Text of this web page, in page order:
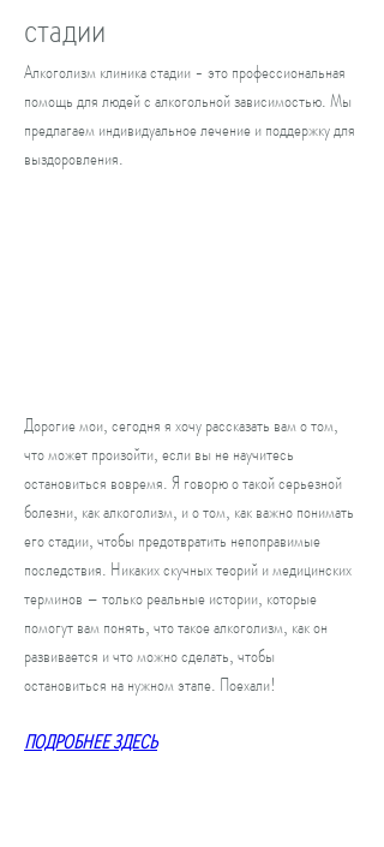
стадии
Алкоголизм клиника стадии - это профессиональная
помощь для людей с алкогольной зависимостью. Мы
предлагаем индивидуальное лечение и поддержку для
выздоровления.
Дорогие мои, сегодня я хочу рассказать вам о том,
что может произойти, если вы не научитесь
остановиться вовремя. Я говорю о такой серьезной
болезни, как алкоголизм, и о том, как важно понимать
его стадии, чтобы предотвратить непоправимые
последствия. Никаких скучных теорий и медицинских
терминов – только реальные истории, которые
помогут вам понять, что такое алкоголизм, как он
развивается и что можно сделать, чтобы
остановиться на нужном этапе. Поехали!
ПОДРОБНЕЕ ЗДЕСЬ